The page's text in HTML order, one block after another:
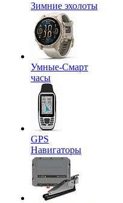
Зимние эхолоты
Умные-Смарт
часы
GPS
Навигаторы